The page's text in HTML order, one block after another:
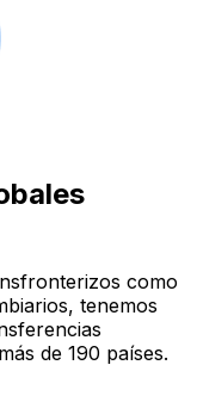
como
tenemos
de 190 países.